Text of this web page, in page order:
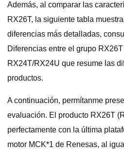
Además, al comparar las
RX26T, la siguiente tabla
diferencias más detalladas,
Diferencias entre el grupo
RX24T/RX24U que resume las
productos.
A continuación, permítanme
evaluación. El producto RX26T
perfectamente con la última
motor MCK*1 de Renesas, al